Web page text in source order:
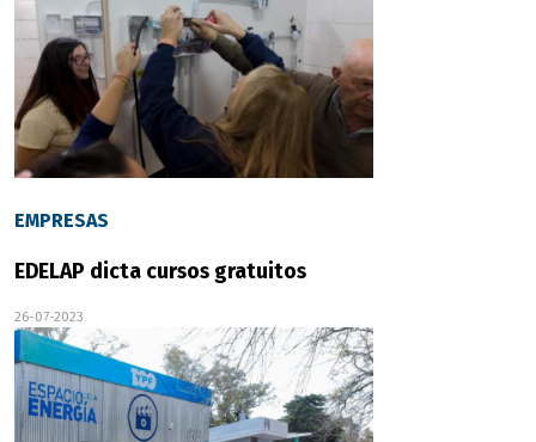
EMPRESAS
EDELAP dicta cursos gratuitos
26-07-2023